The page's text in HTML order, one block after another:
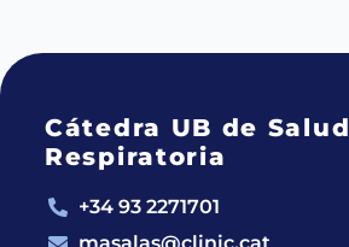
Cátedra UB de Salud
Respiratoria
+34 93 2271701
masalas@clinic.cat